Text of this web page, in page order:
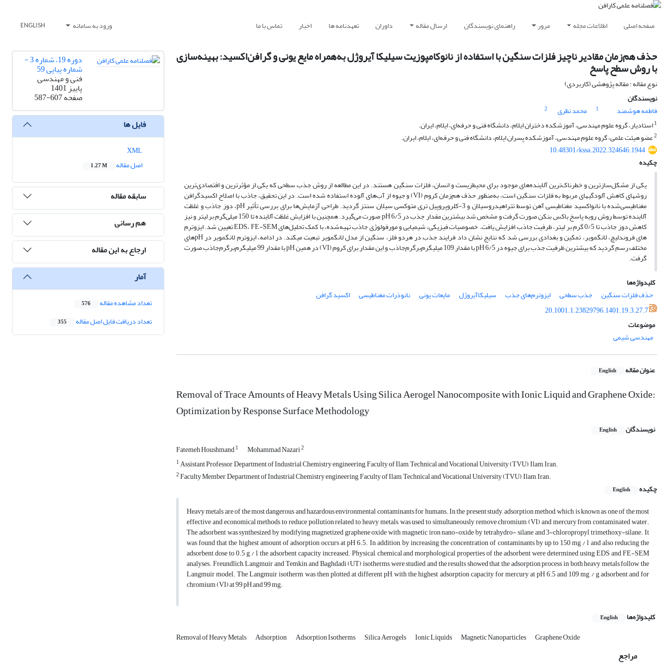
صفحه اصلی اطلاعات مجله مرور راهنمای نویسندگان ارسال مقاله داوران تعهدنامه ها اخبار تماس با ما ورود به سامانه ENGLISH
حذف هم‌زمان مقادیر ناچیز فلزات سنگین با استفاده از نانوکامپوزیت سیلیکا آیروژل به‌همراه مایع یونی و گرافن‌اکسید: بهینه‌سازی
با روش سطح پاسخ
نوع مقاله : مقاله پژوهشی (کاربردی)
نویسندگان
فاطمه هوشمند
1 محمد نظری
2
1استادیار، گروه علوم مهندسی، آموزشکده دختران ایلام، دانشگاه فنی و حرفه‌ای، ایلام، ایران.
2عضو هیئت علمی، گروه علوم مهندسی، آموزشکده پسران ایلام، دانشگاه فنی و حرفه‌ای، ایلام، ایران.
10.48301/kssa.2022.324646.1944
چکیده
یکی از مشکل‌سازترین و خطرناک‌ترین آلاینده‌های موجود برای محیط‌زیست و انسان، فلزات سنگین هستند. در این مطالعه از روش جذب سطحی که یکی از مؤثرترین و اقتصادی‌ترین
روش­های کاهش آلودگی­های مربوط به فلزات سنگین است، به‌منظور حذف هم‌زمان کروم (VI) و جیوه از آب‌های آلوده استفاده شده است. در این تحقیق، جاذب با اصلاح اکسیدگرافن
مغناطیسی‌شده با نانواکسید مغناطیسی آهن توسط تتراهیدروسیلان و 3-کلروپروپیل تری متوکسی سیلان سنتز گردید. طراحی آزمایش‌ها برای بررسی تأثیر pH، دوز جاذب و غلظت
آلاینده توسط روش رویه پاسخ باکس بنکن صورت گرفت و مشخص شد بیشترین مقدار جذب در pH 6/5 صورت می­‌گیرد. همچنین با افزایش غلظت آلاینده تا 150 میلی‌گرم بر لیتر و نیز
کاهش دوز جاذب تا 0/5 گرم بر لیتر، ظرفیت جاذب افزایش یافت. خصوصیات فیزیکی، شیمیایی و مورفولوژی جاذب تهیه‌شده، با کمک تحلیل‌های EDS، FE-SEM تعیین شد. ایزوترم­‌
های فروندلیچ، لانگمویر، تمکین و بغدادی بررسی شد که نتایج نشان داد فرایند جذب در هردو فلز، سنگین از مدل لانگمویر تبعیت می­کند. در ادامه، ایزوترم لانگمویر در pHهای
مختلف رسم گردید که بیشترین ظرفیت جذب برای جیوه در pH 6/5 با مقدار 109 میلی­گرم­‌بر­گرم‌­جاذب و این مقدار برای کروم (VI) در همین pH با مقدار 99 میلی­گرم­‌بر­گرم‌­جاذب صورت
گرفت.
کلیدواژه‌ها
حذف فلزات سنگین
جذب سطحی ایزوترم‌های جذب سیلیکاآیروژل مایعات یونی نانوذرات مغناطیسی
اکسید گرافن‌
20.1001.1.23829796.1401.19.3.27.7
موضوعات
مهندسی شیمی
عنوان مقاله English
Removal of Trace Amounts of Heavy Metals Using Silica Aerogel Nanocomposite with Ionic Liquid and Graphene Oxide:
Optimization by Response Surface Methodology
نویسندگان English
Fatemeh Houshmand1 Mohammad Nazari2
1Assistant Professor, Department of Industrial Chemistry engineering, Faculty of Ilam, Technical and Vocational University (TVU), Ilam, Iran.
2Faculty Member, Department of Industrial Chemistry engineering, Faculty of Ilam, Technical and Vocational University (TVU), Ilam, Iran.
چکیده
English
Heavy metals are of the most dangerous and hazardous environmental contaminants for humans. In the present study, adsorption method, which is known as one of the most
effective and economical methods to reduce pollution related to heavy metals, was used to simultaneously remove chromium (VI) and mercury from contaminated water.
The adsorbent was synthesized by modifying magnetized graphene oxide with magnetic iron nano-oxide by tetrahydro- silane and 3-chloropropyl trimethoxy-silane. It
was found that the highest amount of adsorption occurs at pH 6.5. In addition, by increasing the concentration of contaminants by up to 150 mg / l and also reducing the
adsorbent dose to 0.5 g / l, the adsorbent capacity increased. Physical, chemical and morphological properties of the adsorbent were determined using EDS and FE-SEM
analyses. Freundlich, Langmuir and Temkin, and Baghdadi (UT) isotherms were studied and the results showed that the adsorption process in both heavy metals follow the
Langmuir model. The Langmuir isotherm was then plotted at different pH, with the highest adsorption capacity for mercury at pH 6.5 and 109 mg / g adsorbent and for
chromium (VI) at 99 pH and 99 mg.
کلیدواژه‌ها English
Removal of Heavy Metals Adsorption Adsorption Isotherms Silica Aerogels Ionic Liquids Magnetic Nanoparticles Graphene Oxide
مراجع
دوره 19، شماره 3 -
شماره پیاپی 59
فنی و مهندسی
پاییز 1401
صفحه587-607
فایل ها
اصل مقاله
1.27 M
سابقه مقاله
هم رسانی
ارجاع به این مقاله
آمار
تعداد مشاهده مقاله 576
تعداد دریافت فایل اصل مقاله 355